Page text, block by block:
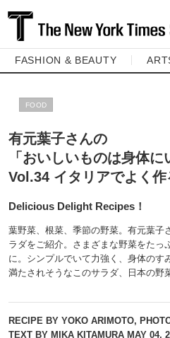
FASHION & BEAUTY
FOOD
有元葉子さんの
「おいしいものは身体に
Vol.34 イタリアでよく
Delicious Delight Recipes！
葉野菜、根菜、季節の野菜。有元葉子
ラダをご紹介。さまざまな野菜をたっ
に。シンプルでいて力強く、身体のす
満たされそうなこのサラダ、日本の野
RECIPE BY YOKO ARIMOTO,
TEXT BY MIKA KITAMURAMAY 04,